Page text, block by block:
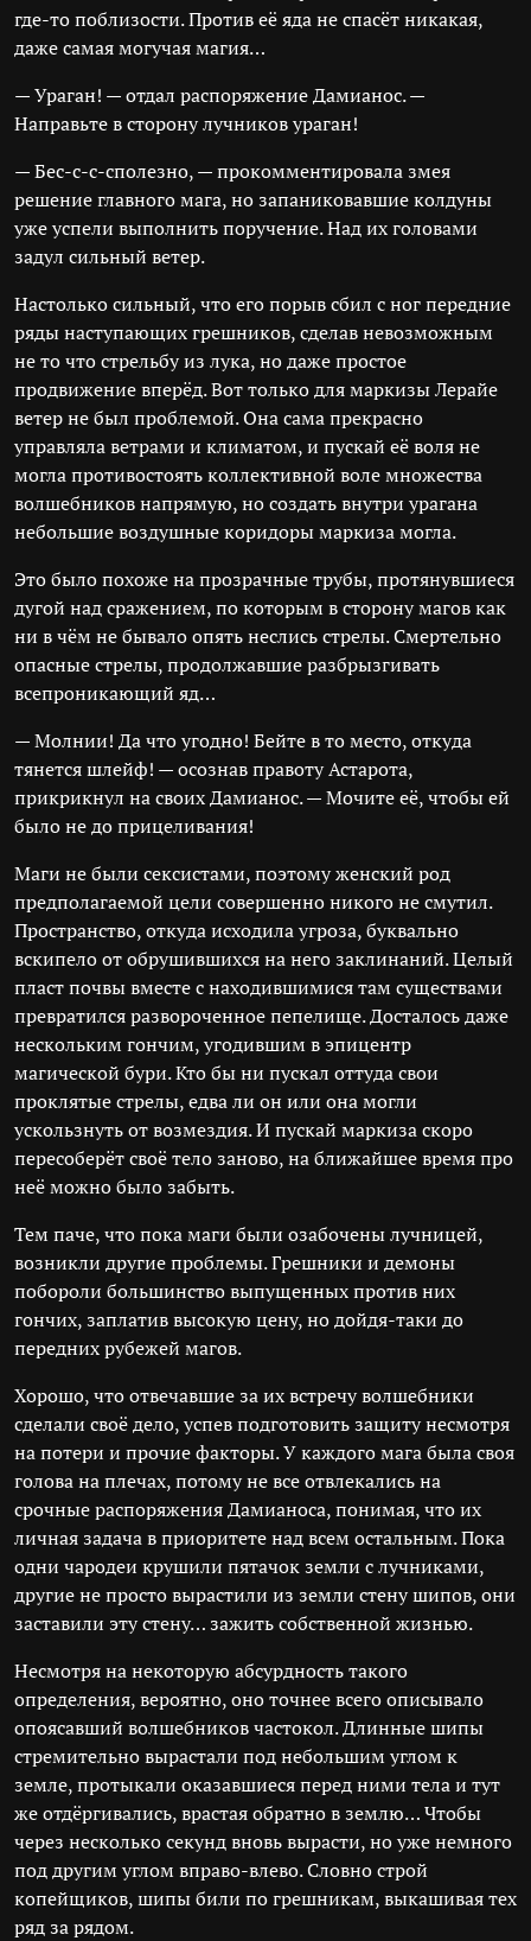
где-то поблизости. Против её яда не спасёт никакая,
даже самая могучая магия…
— Ураган! — отдал распоряжение Дамианос. —
Направьте в сторону лучников ураган!
— Бес-с-с-сполезно, — прокомментировала змея
решение главного мага, но запаниковавшие колдуны
уже успели выполнить поручение. Над их головами
задул сильный ветер.
Настолько сильный, что его порыв сбил с ног передние
ряды наступающих грешников, сделав невозможным
не то что стрельбу из лука, но даже простое
продвижение вперёд. Вот только для маркизы Лерайе
ветер не был проблемой. Она сама прекрасно
управляла ветрами и климатом, и пускай её воля не
могла противостоять коллективной воле множества
волшебников напрямую, но создать внутри урагана
небольшие воздушные коридоры маркиза могла.
Это было похоже на прозрачные трубы, протянувшиеся
дугой над сражением, по которым в сторону магов как
ни в чём не бывало опять неслись стрелы. Смертельно
опасные стрелы, продолжавшие разбрызгивать
всепроникающий яд…
— Молнии! Да что угодно! Бейте в то место, откуда
тянется шлейф! — осознав правоту Астарота,
прикрикнул на своих Дамианос. — Мочите её, чтобы ей
было не до прицеливания!
Маги не были сексистами, поэтому женский род
предполагаемой цели совершенно никого не смутил.
Пространство, откуда исходила угроза, буквально
вскипело от обрушившихся на него заклинаний. Целый
пласт почвы вместе с находившимися там существами
превратился развороченное пепелище. Досталось даже
нескольким гончим, угодившим в эпицентр
магической бури. Кто бы ни пускал оттуда свои
проклятые стрелы, едва ли он или она могли
ускользнуть от возмездия. И пускай маркиза скоро
пересоберёт своё тело заново, на ближайшее время про
неё можно было забыть.
Тем паче, что пока маги были озабочены лучницей,
возникли другие проблемы. Грешники и демоны
побороли большинство выпущенных против них
гончих, заплатив высокую цену, но дойдя-таки до
передних рубежей магов.
Хорошо, что отвечавшие за их встречу волшебники
сделали своё дело, успев подготовить защиту несмотря
на потери и прочие факторы. У каждого мага была своя
голова на плечах, потому не все отвлекались на
срочные распоряжения Дамианоса, понимая, что их
личная задача в приоритете над всем остальным. Пока
одни чародеи крушили пятачок земли с лучниками,
другие не просто вырастили из земли стену шипов, они
заставили эту стену… зажить собственной жизнью.
Несмотря на некоторую абсурдность такого
определения, вероятно, оно точнее всего описывало
опоясавший волшебников частокол. Длинные шипы
стремительно вырастали под небольшим углом к
земле, протыкали оказавшиеся перед ними тела и тут
же отдёргивались, врастая обратно в землю… Чтобы
через несколько секунд вновь вырасти, но уже немного
под другим углом вправо-влево. Словно строй
копейщиков, шипы били по грешникам, выкашивая тех
ряд за рядом.